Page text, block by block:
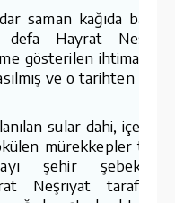
saman kağıda
defa Hayrat
gösterilen
ve o tarihten
sular dahi,
mürekkepler
şehir
Neşriyat